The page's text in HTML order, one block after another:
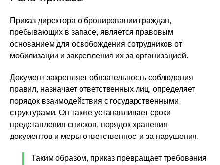
Приказ директора о бронировании граждан,
пребывающих в запасе, является правовым
основанием для освобождения сотрудников от
мобилизации и закрепления их за организацией.
Документ закрепляет обязательность соблюдения
правил, назначает ответственных лиц, определяет
порядок взаимодействия с государственными
структурами. Он также устанавливает сроки
представления списков, порядок хранения
документов и меры ответственности за нарушения.
Таким образом, приказ превращает требования